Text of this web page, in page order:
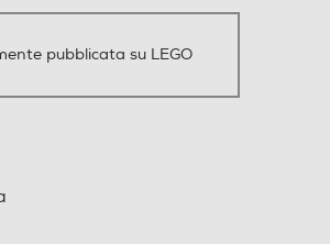
pubblicata su LEGO